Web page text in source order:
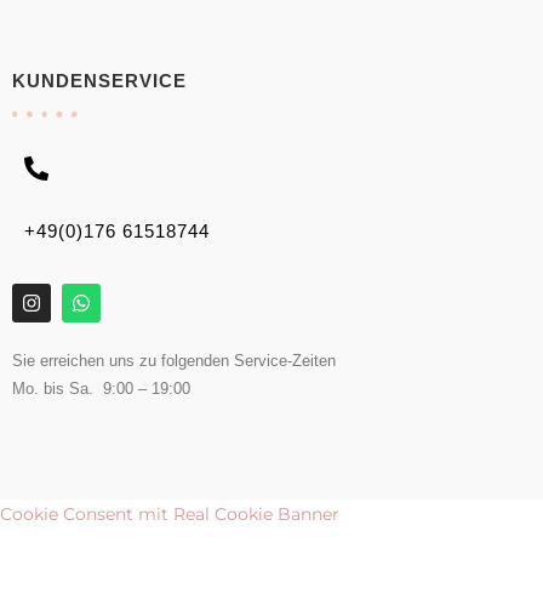
KUNDENSERVICE
+49(0)176 61518744
Sie erreichen uns zu folgenden Service-Zeiten
Mo. bis Sa. 9:00 – 19:00
Cookie Consent mit Real Cookie Banner